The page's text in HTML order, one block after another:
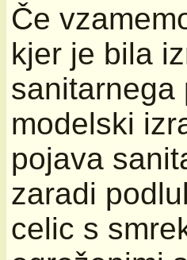
Če
kjer je bila
sanitarnega
modelski
pojava
zaradi
celic s